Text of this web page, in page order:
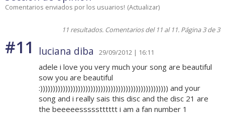
Comentarios enviados por los usuarios! (Actualizar)
11 resultados. Comentarios del 11 al 11. Página 3 de 3
#11 luciana diba 29/09/2012 | 16:11
adele i love you very much your song are beautiful
sow you are beautiful
:))))))))))))))))))))))))))))))))))))))))))))))))))) and your
song and i really sais this disc and the disc 21 are
the beeeeessssstttttt i am a fan number 1